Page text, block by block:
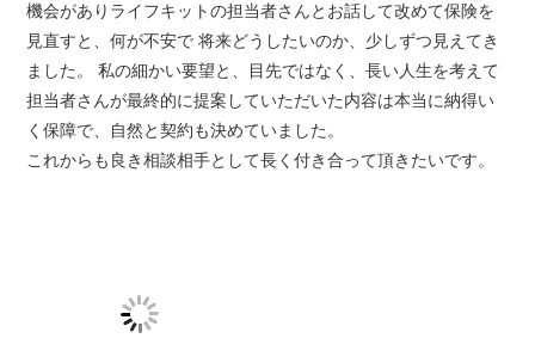
機会がありライフキットの担当者さんとお話して改めて保険を
見直すと、何が不安で 将来どうしたいのか、少しずつ見えてき
ました。 私の細かい要望と、目先ではなく、長い人生を考えて
担当者さんが最終的に提案していただいた内容は本当に納得い
く保障で、自然と契約も決めていました。
これからも良き相談相手として長く付き合って頂きたいです。